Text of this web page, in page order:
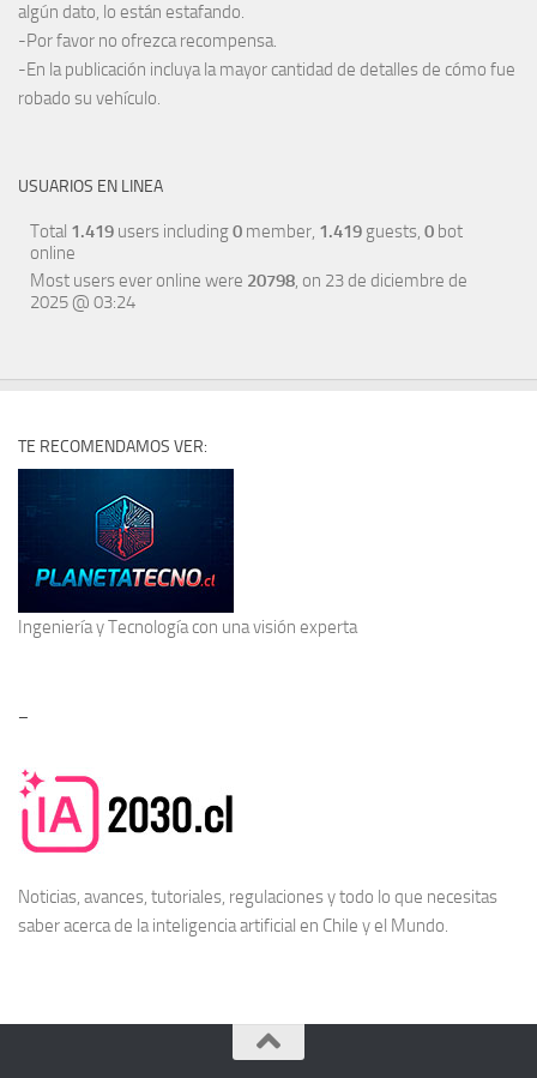
algún dato, lo están estafando.
-Por favor no ofrezca recompensa.
-En la publicación incluya la mayor cantidad de detalles de cómo fue
robado su vehículo.
USUARIOS EN LINEA
Total 1.419 users including0 member, 1.419 guests, 0 bot
online
Most users ever online were 20798, on 23 de diciembre de
2025 @ 03:24
TE RECOMENDAMOS VER:
Ingeniería y Tecnologíacon una visión experta
–
Noticias, avances, tutoriales, regulaciones y todo lo que necesitas
saber acerca de lainteligencia artificial en Chile y el Mundo.